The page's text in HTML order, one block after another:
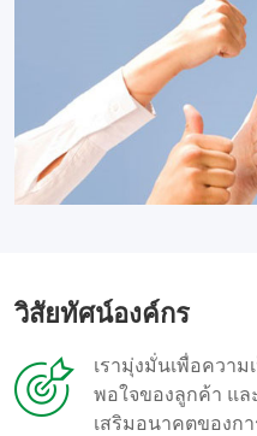
วิสัยทัศน์องค์กร
เรามุ่งมั่นเพื่อควา
พอใจของลูกค้า แล
เสริมอนาคตของก